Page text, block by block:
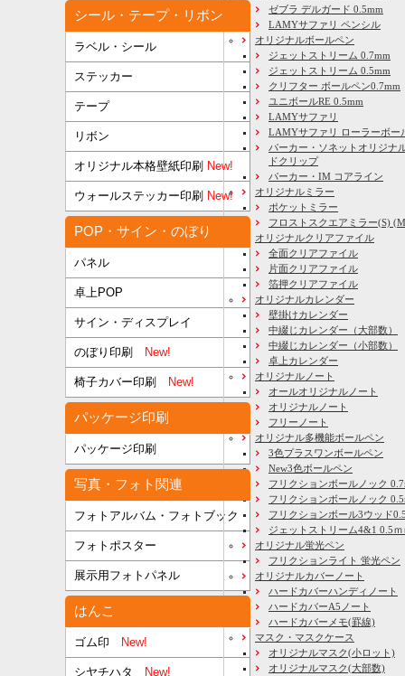
シール・テープ・リボン
ラベル・シール
ステッカー
テープ
リボン
オリジナル本格壁紙印刷 New!
ウォールステッカー印刷 New!
POP・サイン・のぼり
パネル
卓上POP
サイン・ディスプレイ
のぼり印刷 New!
椅子カバー印刷 New!
パッケージ印刷
パッケージ印刷
写真・フォト関連
フォトアルバム・フォトブック
フォトポスター
展示用フォトパネル
はんこ
ゴム印 New!
シヤチハタ New!
ゼブラ デルガード 0.5mm
LAMYサファリ ペンシル
オリジナルボールペン
ジェットストリーム 0.7mm
ジェットストリーム 0.5mm
クリフター ボールペン0.7mm
ユニボールRE 0.5mm
LAMYサファリ
LAMYサファリ ローラーボー
パーカー・ソネットオリジナ
ドクリップ
パーカー・IM コアライン
オリジナルミラー
ポケットミラー
フロストスクエアミラー(S)
オリジナルクリアファイル
全面クリアファイル
片面クリアファイル
箔押クリアファイル
オリジナルカレンダー
壁掛けカレンダー
中綴じカレンダー（大部数）
中綴じカレンダー（小部数）
卓上カレンダー
オリジナルノート
オールオリジナルノート
オリジナルノート
フリーノート
オリジナル多機能ボールペン
3色プラスワンボールペン
New3色ボールペン
フリクションボールノック
フリクションボールノック
フリクションボール3ウッド
ジェットストリーム4&1 0.5ｍ
オリジナル蛍光ペン
フリクションライト 蛍光ペン
オリジナルカバーノート
ハードカバーハンディノート
ハードカバーA5ノート
ハードカバーメモ(罫線)
マスク・マスクケース
オリジナルマスク(小ロット)
オリジナルマスク(大部数)